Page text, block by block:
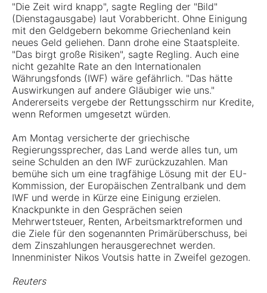
Kontakt
"Die Zeit wird knapp", sagte Regling der "Bild"
(Dienstagausgabe) laut Vorabbericht. Ohne Einigung
mit den Geldgebern bekomme Griechenland kein
neues Geld geliehen. Dann drohe eine Staatspleite.
"Das birgt große Risiken", sagte Regling. Auch eine
nicht gezahlte Rate an den Internationalen
Währungsfonds (IWF) wäre gefährlich. "Das hätte
Auswirkungen auf andere Gläubiger wie uns."
Andererseits vergebe der Rettungsschirm nur Kredite,
wenn Reformen umgesetzt würden.
Am Montag versicherte der griechische
Regierungssprecher, das Land werde alles tun, um
seine Schulden an den IWF zurückzuzahlen. Man
bemühe sich um eine tragfähige Lösung mit der EU-
Kommission, der Europäischen Zentralbank und dem
IWF und werde in Kürze eine Einigung erzielen.
Knackpunkte in den Gesprächen seien
Mehrwertsteuer, Renten, Arbeitsmarktreformen und
die Ziele für den sogenannten Primärüberschuss, bei
dem Zinszahlungen herausgerechnet werden.
Innenminister Nikos Voutsis hatte in Zweifel gezogen.
Reuters